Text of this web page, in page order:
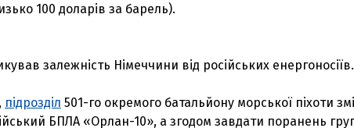
100 доларів за барель).
залежність Німеччини від російських енергоносіїв.
підрозділ 501-го окремого батальйону морської піхоти
БПЛА «Орлан-10», а згодом завдати поранень